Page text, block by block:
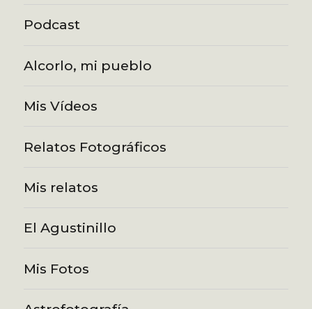
Podcast
Alcorlo, mi pueblo
Mis Vídeos
Relatos Fotográficos
Mis relatos
El Agustinillo
Mis Fotos